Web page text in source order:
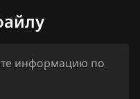
информацию по